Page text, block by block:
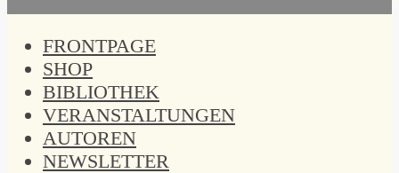
FRONTPAGE
SHOP
BIBLIOTHEK
VERANSTALTUNGEN
AUTOREN
NEWSLETTER